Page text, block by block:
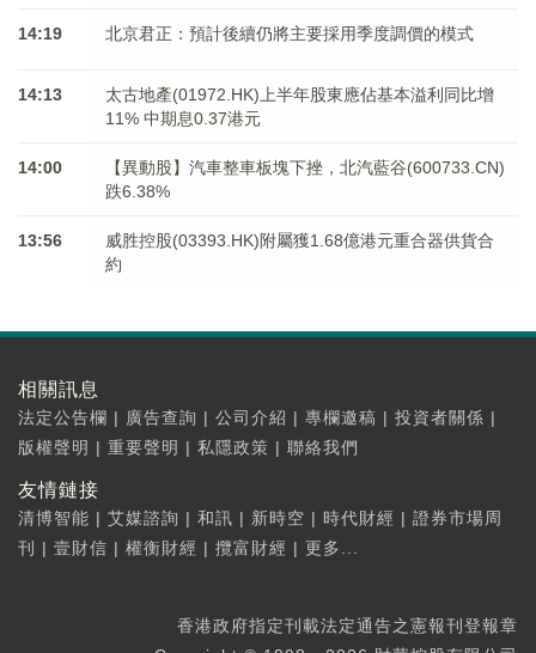
14:19 北京君正：預計後續仍將主要採用季度調價的模式
14:13
太古地產(01972.HK)上半年股東應佔基本溢利同比增
11% 中期息0.37港元
14:00
【異動股】汽車整車板塊下挫，北汽藍谷(600733.CN)
跌6.38%
13:56
威胜控股(03393.HK)附屬獲1.68億港元重合器供貨合
約
相關訊息
法定公告欄 | 廣告查詢 | 公司介紹 | 專欄邀稿 | 投資者關係 |
版權聲明 | 重要聲明 | 私隱政策 | 聯絡我們
友情鏈接
清博智能 | 艾媒諮詢 | 和訊 | 新時空 | 時代財經 | 證券市場周
刊
| 壹財信 | 權衡財經 | 攬富財經 | 更多...
香港政府指定刊載法定通告之憲報刊登報章